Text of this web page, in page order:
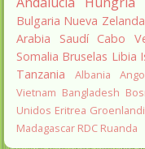
Bulgaria Nueva Zelanda
Arabia Saudí Cabo
Somalia Bruselas Libia
Tanzania
Albania
Vietnam Bangladesh
Unidos Eritrea
Madagascar RDC Ruanda